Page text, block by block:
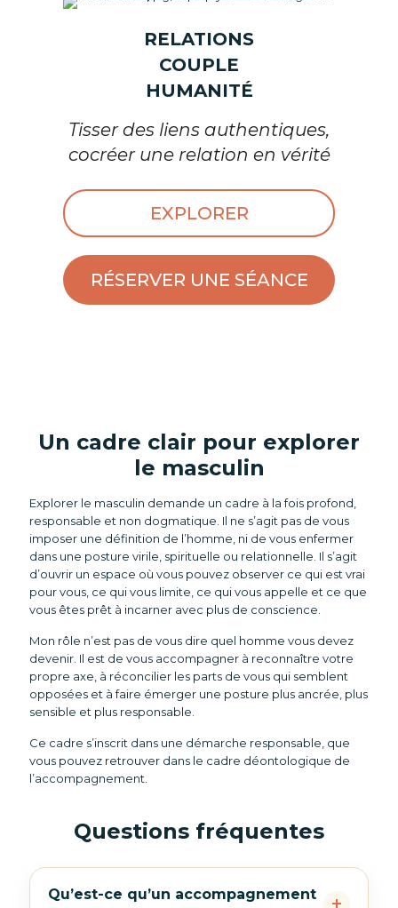
RELATIONS
COUPLE
HUMANITÉ
Tisser des liens authentiques,
cocréer une relation en vérité
EXPLORER
RÉSERVER UNE SÉANCE
Un cadre clair pour explorer
le masculin
Explorer le masculin demande un cadre à la fois profond,
responsable et non dogmatique. Il ne s’agit pas de vous
imposer une définition de l’homme, ni de vous enfermer
dans une posture virile, spirituelle ou relationnelle. Il s’agit
d’ouvrir un espace où vous pouvez observer ce qui est vrai
pour vous, ce qui vous limite, ce qui vous appelle et ce que
vous êtes prêt à incarner avec plus de conscience.
Mon rôle n’est pas de vous dire quel homme vous devez
devenir. Il est de vous accompagner à reconnaître votre
propre axe, à réconcilier les parts de vous qui semblent
opposées et à faire émerger une posture plus ancrée, plus
sensible et plus responsable.
Ce cadre s’inscrit dans une démarche responsable, que
vous pouvez retrouver dans le cadre déontologique de
l’accompagnement
Questions fréquentes
Qu’est-ce qu’un accompagnement